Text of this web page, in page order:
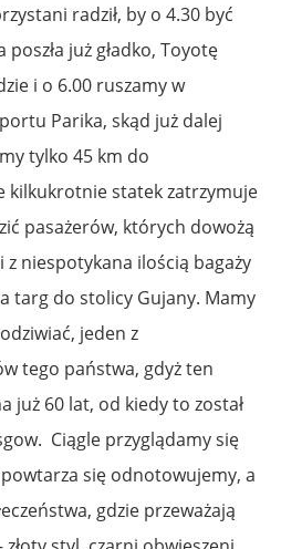
radził, by o 4.30 być
poszła już gładko, Toyotę
i o 6.00 ruszamy w
Parika, skąd już dalej
tylko 45 km do
kilkukrotnie statek zatrzymuje
pasażerów, których dowożą
niespotykana ilością bagaży
targ do stolicy Gujany. Mamy
jeden z
tego państwa, gdyż ten
już 60 lat, od kiedy to został
Ciągle przyglądamy się
się odnotowujemy, a
gdzie przeważają